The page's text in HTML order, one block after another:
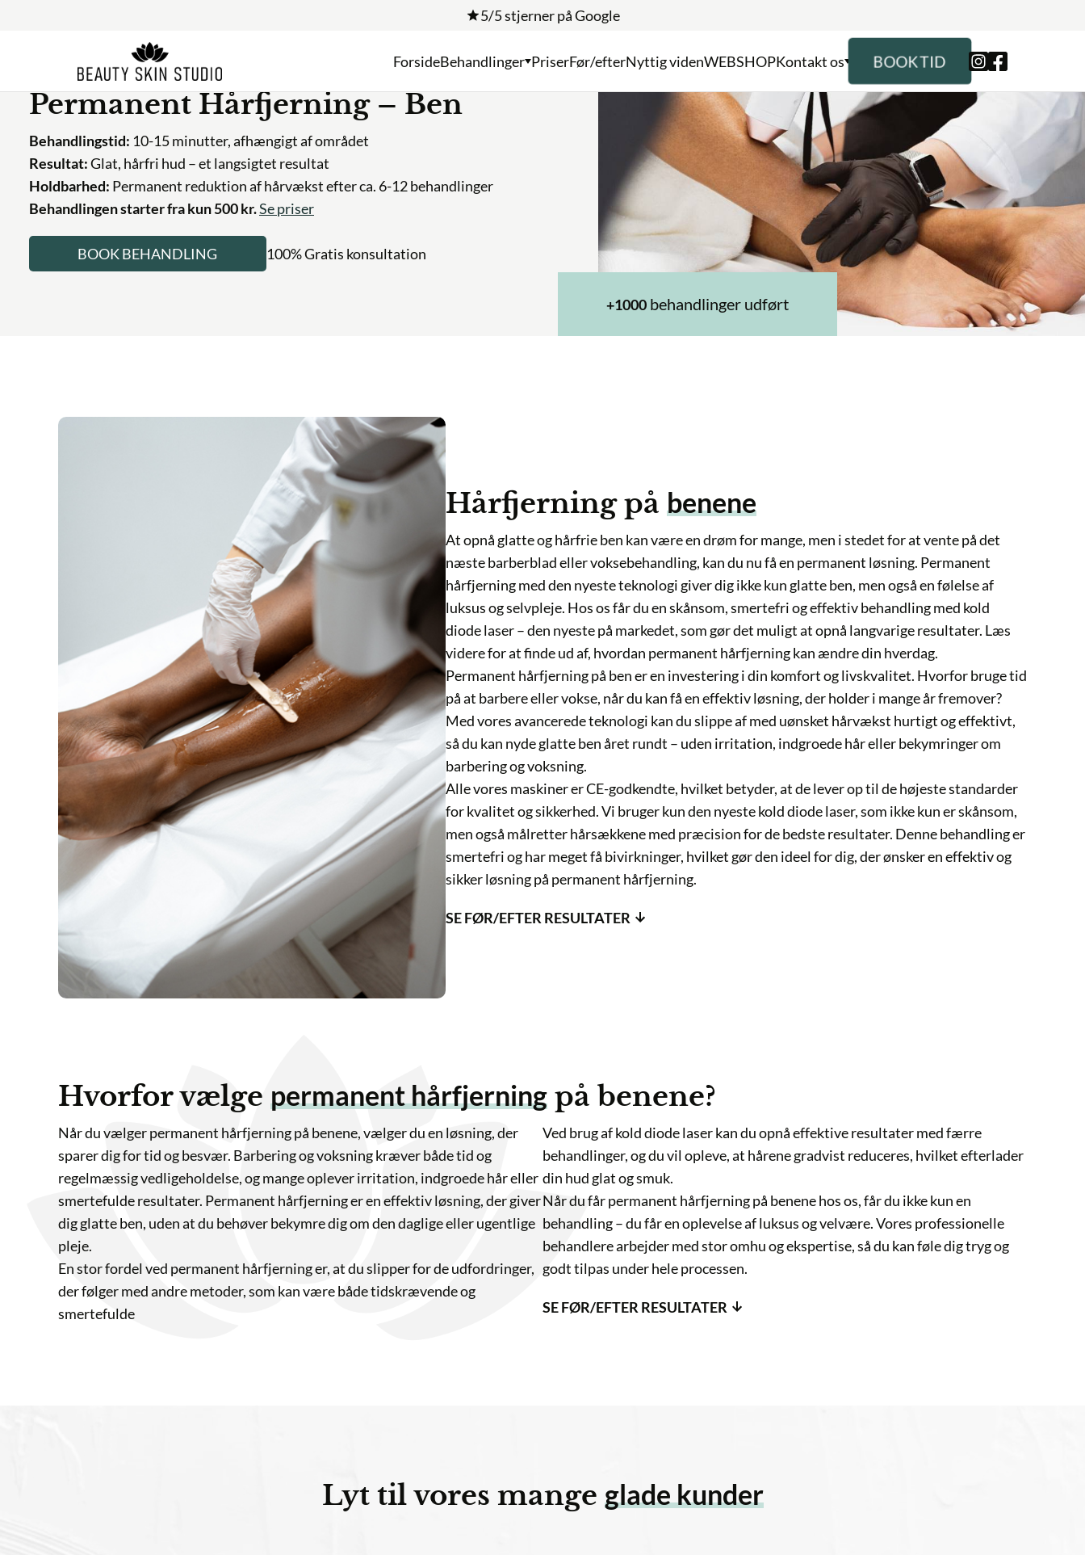
5/5 stjerner på Google
ForsideBehandlinger PriserFør/efterNyttig videnWEBSHOPKontakt os BOOK TID
Hårfjerning – Ben
10-15 minutter, afhængigt af området
Glat, hårfri hud – et langsigtet resultat
Permanent reduktion af hårvækst efter ca. 6-12 behandlinger
starter fra kun 500 kr.Se priser
BOOK BEHANDLING 100% Gratis konsultation
behandlinger udført
Hårfjerning påbenene
At opnå glatte og hårfrie ben kan være en drøm for mange, men i stedet for at vente på det
næste barberblad eller voksebehandling, kan du nu få en permanent løsning. Permanent
hårfjerning med den nyeste teknologi giver dig ikke kun glatte ben, men også en følelse af
luksus og selvpleje. Hos os får du en skånsom, smertefri og effektiv behandling med kold
diode laser – den nyeste på markedet, som gør det muligt at opnå langvarige resultater. Læs
videre for at finde ud af, hvordan permanent hårfjerning kan ændre din hverdag.
Permanent hårfjerning på ben er en investering i din komfort og livskvalitet. Hvorfor bruge tid
på at barbere eller vokse, når du kan få en effektiv løsning, der holder i mange år fremover?
Med vores avancerede teknologi kan du slippe af med uønsket hårvækst hurtigt og effektivt,
så du kan nyde glatte ben året rundt – uden irritation, indgroede hår eller bekymringer om
barbering og voksning.
Alle vores maskiner er CE-godkendte, hvilket betyder, at de lever op til de højeste standarder
for kvalitet og sikkerhed. Vi bruger kun den nyeste kold diode laser, som ikke kun er skånsom,
men også målretter hårsækkene med præcision for de bedste resultater. Denne behandling er
smertefri og har meget få bivirkninger, hvilket gør den ideel for dig, der ønsker en effektiv og
sikker løsning på permanent hårfjerning.
SE FØR/EFTER RESULTATER
Hvorfor vælgepermanent hårfjerningpå benene?
Når du vælger permanent hårfjerning på benene, vælger du en løsning, der
sparer dig for tid og besvær. Barbering og voksning kræver både tid og
regelmæssig vedligeholdelse, og mange oplever irritation, indgroede hår eller
smertefulde resultater. Permanent hårfjerning er en effektiv løsning, der giver
dig glatte ben, uden at du behøver bekymre dig om den daglige eller ugentlige
En stor fordel ved permanent hårfjerning er, at du slipper for de udfordringer,
der følger med andre metoder, som kan være både tidskrævende og
smertefulde
Ved brug af kold diode laser kan du opnå effektive resultater med færre
behandlinger, og du vil opleve, at hårene gradvist reduceres, hvilket efterlader
din hud glat og smuk.
Når du får permanent hårfjerning på benene hos os, får du ikke kun en
behandling – du får en oplevelse af luksus og velvære. Vores professionelle
behandlere arbejder med stor omhu og ekspertise, så du kan føle dig tryg og
godt tilpas under hele processen.
SE FØR/EFTER RESULTATER
Lyt til vores mangeglade kunder